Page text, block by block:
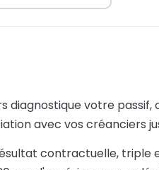
diagnostique votre
avec vos créanciers
contractuelle, triple